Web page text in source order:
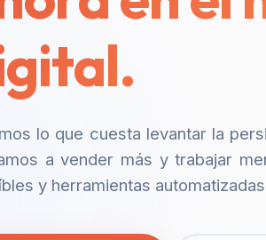
lo que cuesta levantar la
a vender más y trabajar
y herramientas